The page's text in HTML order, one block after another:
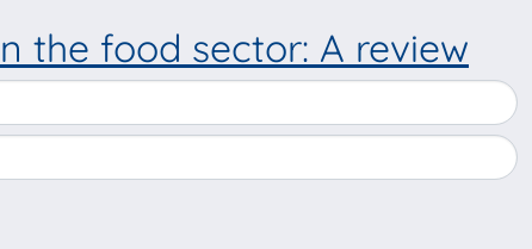
the food sector: A review